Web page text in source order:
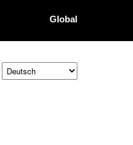
Global